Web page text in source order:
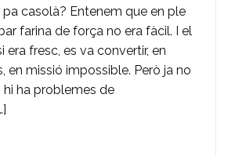
pa
casolà
llevat
pa casolà? Entenem que en ple
farina de força no era fàcil. I el
fresc, es va convertir, en
en missió impossible. Però ja no
hi ha problemes de